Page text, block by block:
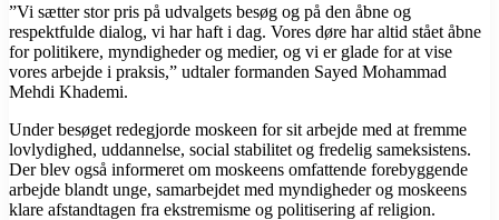
”Vi sætter stor pris på udvalgets besøg og på den åbne og
respektfulde dialog, vi har haft i dag. Vores døre har altid stået åbne
for politikere, myndigheder og medier, og vi er glade for at vise
vores arbejde i praksis,” udtaler formanden Sayed Mohammad
Mehdi Khademi.
Under besøget redegjorde moskeen for sit arbejde med at fremme
lovlydighed, uddannelse, social stabilitet og fredelig sameksistens.
Der blev også informeret om moskeens omfattende forebyggende
arbejde blandt unge, samarbejdet med myndigheder og moskeens
klare afstandtagen fra ekstremisme og politisering af religion.